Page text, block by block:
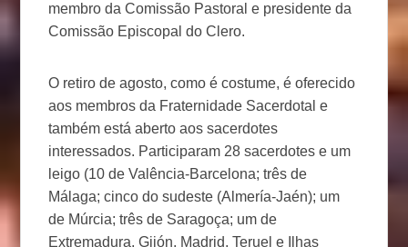
membro da Comissão Pastoral e presidente da
Comissão Episcopal do Clero.
O retiro de agosto, como é costume, é oferecido
aos membros da Fraternidade Sacerdotal e
também está aberto aos sacerdotes
interessados. Participaram 28 sacerdotes e um
leigo (10 de Valência-Barcelona; três de
Málaga; cinco do sudeste (Almería-Jaén); um
de Múrcia; três de Saragoça; um de
Extremadura, Gijón, Madrid, Teruel e Ilhas